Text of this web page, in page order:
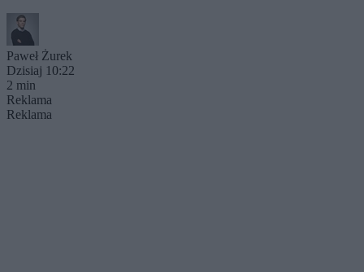
Paweł Żurek
Dzisiaj 10:22
2 min
Reklama
Reklama